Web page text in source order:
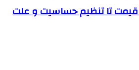
تا تنظیم حساسیت و علت